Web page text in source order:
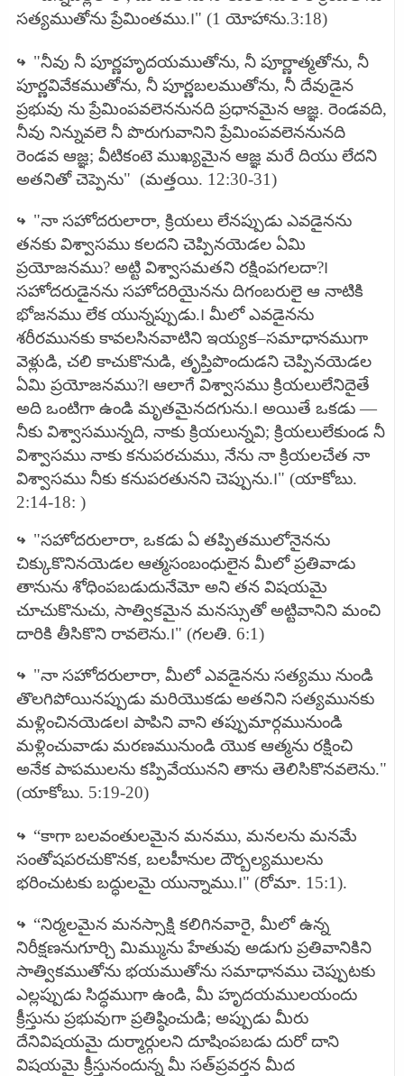
సత్యముతోను ప్రేమింతము.౹" (1 యోహాను.3:18)
↪ "నీవు నీ పూర్ణహృదయముతోను, నీ పూర్ణాత్మతోను, నీ
పూర్ణవివేకముతోను, నీ పూర్ణబలముతోను, నీ దేవుడైన
ప్రభువు ను ప్రేమింపవలెననునది ప్రధానమైన ఆజ్ఞ. రెండవది,
నీవు నిన్నువలె నీ పొరుగువానిని ప్రేమింపవలెననునది
రెండవ ఆజ్ఞ; వీటికంటె ముఖ్యమైన ఆజ్ఞ మరే దియు లేదని
అతనితో చెప్పెను" (మత్తయి. 12:30-31)
↪ "నా సహోదరులారా, క్రియలు లేనప్పుడు ఎవడైనను
తనకు విశ్వాసము కలదని చెప్పినయెడల ఏమి
ప్రయోజనము? అట్టి విశ్వాసమతని రక్షింపగలదా?౹
సహోదరుడైనను సహోదరియైనను దిగంబరులై ఆ నాటికి
భోజనము లేక యున్నప్పుడు.౹ మీలో ఎవడైనను
శరీరమునకు కావలసినవాటిని ఇయ్యక–సమాధానముగా
వెళ్లుడి, చలి కాచుకొనుడి, తృప్తిపొందుడని చెప్పినయెడల
ఏమి ప్రయోజనము?౹ ఆలాగే విశ్వాసము క్రియలులేనిదైతే
అది ఒంటిగా ఉండి మృతమైనదగును.౹ అయితే ఒకడు —
నీకు విశ్వాసమున్నది, నాకు క్రియలున్నవి; క్రియలులేకుండ నీ
విశ్వాసము నాకు కనుపరచుము, నేను నా క్రియలచేత నా
విశ్వాసము నీకు కనుపరతునని చెప్పును.౹" (యాకోబు.
2:14-18: )
↪ "సహోదరులారా, ఒకడు ఏ తప్పితములోనైనను
చిక్కుకొనినయెడల ఆత్మసంబంధులైన మీలో ప్రతివాడు
తానును శోధింపబడుదునేమో అని తన విషయమై
చూచుకొనుచు, సాత్వికమైన మనస్సుతో అట్టివానిని మంచి
దారికి తీసికొని రావలెను.౹" (గలతి. 6:1)
↪ "నా సహోదరులారా, మీలో ఎవడైనను సత్యము నుండి
తొలగిపోయినప్పుడు మరియొకడు అతనిని సత్యమునకు
మళ్లించినయెడల౹ పాపిని వాని తప్పుమార్గమునుండి
మళ్లించువాడు మరణమునుండి యొక ఆత్మను రక్షించి
అనేక పాపములను కప్పివేయునని తాను తెలిసికొనవలెను."
(యాకోబు. 5:19-20)
↪ “కాగా బలవంతులమైన మనము, మనలను మనమే
సంతోషపరచుకొనక, బలహీనుల దౌర్బల్యములను
భరించుటకు బద్ధులమై యున్నాము.౹" (రోమా. 15:1).
↪ “నిర్మలమైన మనస్సాక్షి కలిగినవారై, మీలో ఉన్న
నిరీక్షణనుగూర్చి మిమ్మును హేతువు అడుగు ప్రతివానికిని
సాత్వికముతోను భయముతోను సమాధానము చెప్పుటకు
ఎల్లప్పుడు సిద్ధముగా ఉండి, మీ హృదయములయందు
క్రీస్తును ప్రభువుగా ప్రతిష్ఠించుడి; అప్పుడు మీరు
దేనివిషయమై దుర్మార్గులని దూషింపబడు దురో దాని
విషయమై క్రీస్తునందున్న మీ సత్‌ప్రవర్తన మీద